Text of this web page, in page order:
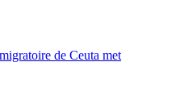
de Ceuta met